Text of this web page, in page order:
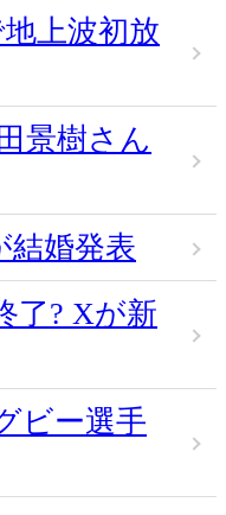
上波初放
景樹さん
結婚発表
了? Xが新
ビー選手